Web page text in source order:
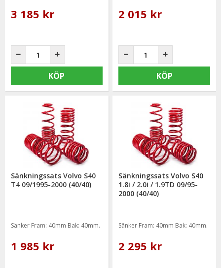
3 185 kr
KÖP
2 015 kr
KÖP
Sänkningssats Volvo S40
T4 09/1995-2000 (40/40)
Sänker Fram: 40mm Bak: 40mm.
1 985 kr
Sänkningssats Volvo S40
1.8i / 2.0i / 1.9TD 09/95-
2000 (40/40)
Sänker Fram: 40mm Bak: 40mm.
2 295 kr